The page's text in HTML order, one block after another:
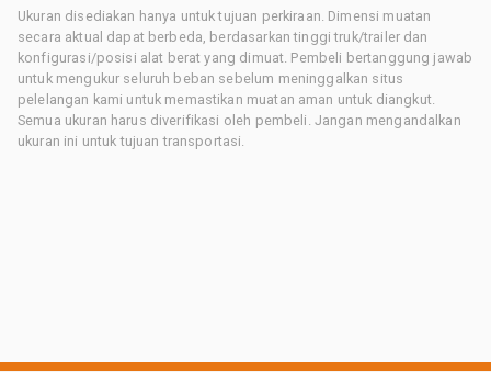
Ukuran disediakan hanya untuk tujuan perkiraan. Dimensi muatan
secara aktual dapat berbeda, berdasarkan tinggi truk/trailer dan
konfigurasi/posisi alat berat yang dimuat. Pembeli bertanggung jawab
untuk mengukur seluruh beban sebelum meninggalkan situs
pelelangan kami untuk memastikan muatan aman untuk diangkut.
Semua ukuran harus diverifikasi oleh pembeli. Jangan mengandalkan
ukuran ini untuk tujuan transportasi.